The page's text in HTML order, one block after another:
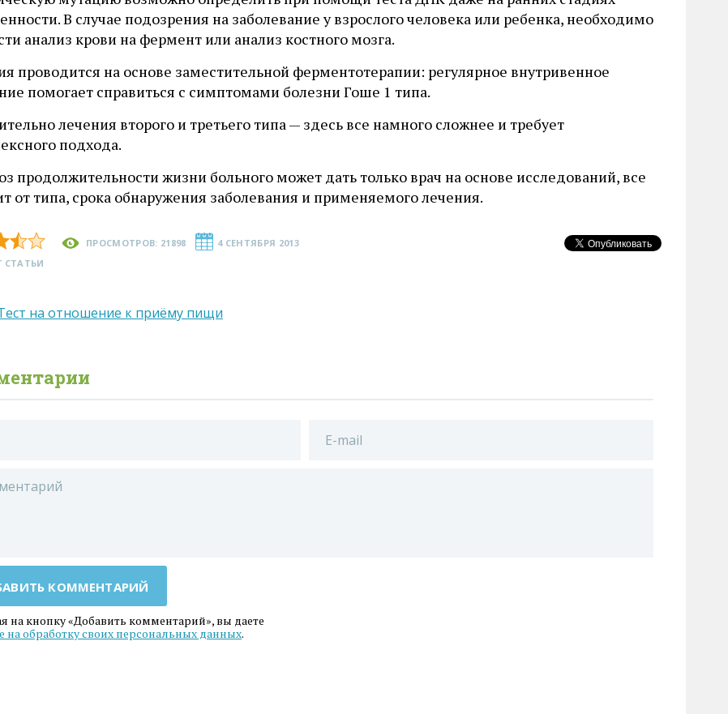
В случае подозрения на заболевание у взрослого человека или ребенка, необходимо
анализ крови на фермент или анализ костного мозга.
проводится на основе заместительной ферментотерапии: регулярное внутривенное
помогает справиться с симптомами болезни Гоше 1 типа.
лечения второго и третьего типа — здесь все намного сложнее и требует
подхода.
продолжительности жизни больного может дать только врач на основе исследований, все
от типа, срока обнаружения заболевания и применяемого лечения.
СТАТЬИ
ПРОСМОТРОВ: 21898 4 СЕНТЯБРЯ 2013
на отношение к приёму пищи
КОММЕНТАРИЙ
на кнопку «Добавить комментарий», вы даете
на обработку своих персональных данных.